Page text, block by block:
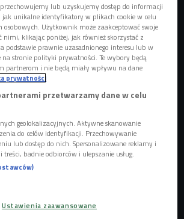
piękna pogoda nakłania do przejażdżek
skorzystać z wielu atrakcyjnych tras
zaawanasowanych miłośników dwóch
rowerem trekkingowym
możemy ruszyć w podróż naszym
Green Velo czy nadmorską trasę R10
że są to bardzo oblegane trasy -
- Jeśli jeździmy szybciej i jesteśmy
to wolna jazda może być dla nas
szybko możemy stwarzać
lub uzyskujemy dostęp do informacji
unikalne identyfikatory w plikach cookie w celu
Użytkownik może zaakceptować swoje
klikając poniżej, jak również skorzystać z
podstawie prawnie uzasadnionego interesu lub w
stronie polityki prywatności. Te wybory będą
partnerom i nie będą miały wpływu na dane
prywatności
przetwarzamy dane w celu
geolokalizacyjnych. Aktywne skanowanie
do celów identyfikacji. Przechowywanie
lub dostęp do nich. Spersonalizowane reklamy i
badnie odbiorców i ulepszanie usług.
Ustawienia zaawansowane